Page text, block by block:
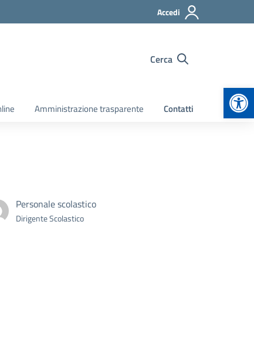
Accedi
Cerca
Amministrazione trasparente Contatti
Personale scolastico
Dirigente Scolastico